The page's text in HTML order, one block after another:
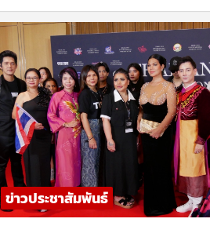
ข่าวประชาสัมพันธ์